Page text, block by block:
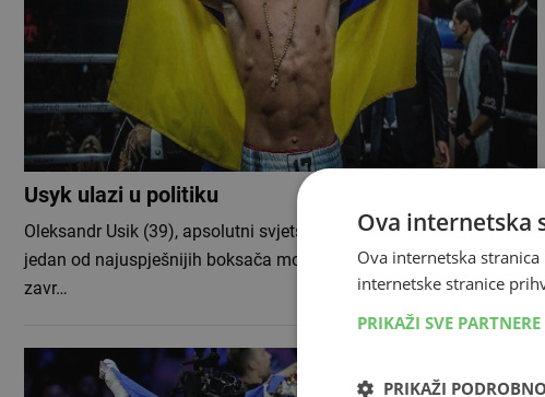
Usyk ulazi u politiku
Oleksandr Usik (39), apsolutni svjetski prvak teške kategorije i
jedan od najuspješnijih boksača moderne ere, najavio je da nakon
zavr…
rusko,
Ova internetska
Ova internetska
internetske stranice
PRIKAŽI SVE PARTNERE
PRIKAŽI